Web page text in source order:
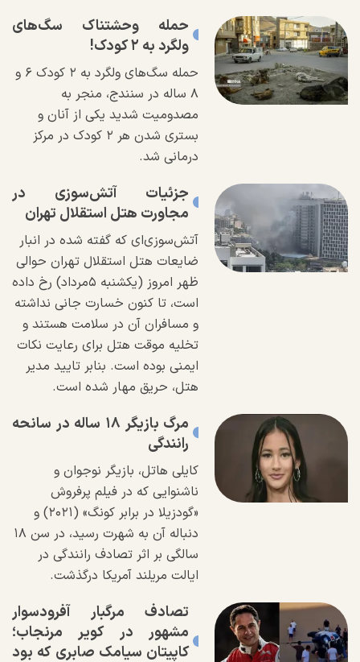
حمله وحشتناک سگ‌های
ولگرد به ۲ کودک!
حمله سگ‌های ولگرد به ۲ کودک ۶ و
۸ ساله در سنندج، منجر به
مصدومیت شدید یکی از آنان و
بستری شدن هر ۲ کودک در مرکز
درمانی شد.
جزئیات آتش‌سوزی در
مجاورت هتل استقلال تهران
آتش‌سوزی‌ای که گفته شده در انبار
ضایعات هتل استقلال تهران حوالی
ظهر امروز (یکشنبه ۵مرداد) رخ داده
است، تا کنون خسارت جانی نداشته
و مسافران آن در سلامت هستند و
تخلیه موقت هتل برای رعایت نکات
ایمنی بوده است. بنابر تایید مدیر
هتل، حریق مهار شده است.
مرگ بازیگر ۱۸ ساله در سانحه
رانندگی
کایلی هاتل، بازیگر نوجوان و
ناشنوایی که در فیلم پرفروش
«گودزیلا در برابر کونگ» (۲۰۲۱) و
دنباله آن به شهرت رسید، در سن ۱۸
سالگی بر اثر تصادف رانندگی در
ایالت مریلند آمریکا درگذشت.
تصادف مرگبار آفرودسوار
مشهور در کویر مرنجاب؛
کاپیتان سیامک صابری که بود